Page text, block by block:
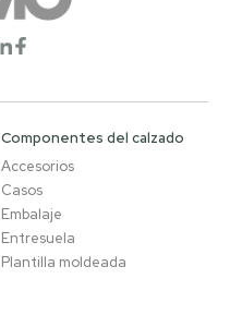
social
social
red social
Abrir red social
Abrir red social
Componentes del calzado
Accesorios
Casos
Embalaje
Entresuela
Plantilla moldeada